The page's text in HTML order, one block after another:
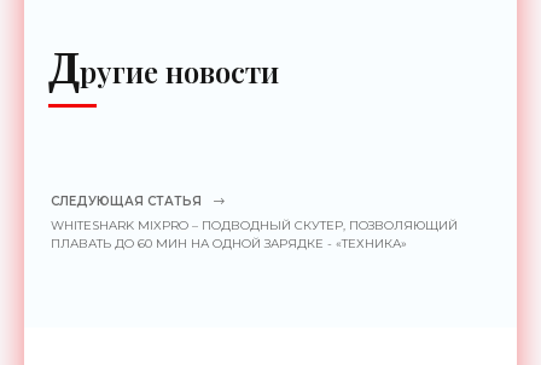
Другие новости
СЛЕДУЮЩАЯ СТАТЬЯ
WHITESHARK MIXPRO – ПОДВОДНЫЙ СКУТЕР, ПОЗВОЛЯЮЩИЙ
ПЛАВАТЬ ДО 60 МИН НА ОДНОЙ ЗАРЯДКЕ - «ТЕХНИКА»